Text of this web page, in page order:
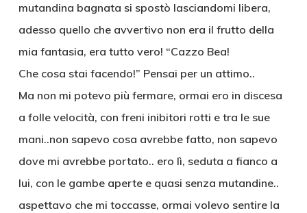
mutandina bagnata si spostò lasciandomi libera,
adesso quello che avvertivo non era il frutto della
mia fantasia, era tutto vero! “Cazzo Bea!
Che cosa stai facendo!” Pensai per un attimo..
Ma non mi potevo più fermare, ormai ero in discesa
a folle velocità, con freni inibitori rotti e tra le sue
mani..non sapevo cosa avrebbe fatto, non sapevo
dove mi avrebbe portato.. ero lì, seduta a fianco a
lui, con le gambe aperte e quasi senza mutandine..
aspettavo che mi toccasse, ormai volevo sentire la